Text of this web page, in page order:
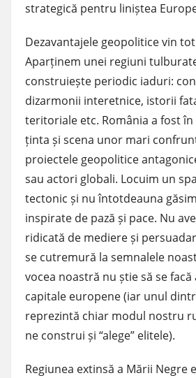
strategică pentru liniștea
Dezavantajele geopolitice vin
Aparținem unei regiuni
construiește periodic iaduri:
dizarmonii interetnice, istorii
teritoriale etc. România a fost
ținta și scena unor mari
proiectele geopolitice
sau actori globali. Locuim un
tectonic și nu întotdeauna
inspirate de pază și pace. Nu
ridicată de mediere și
se cutremură la semnalele
vocea noastră nu știe să se
capitale europene (iar unul
reprezintă chiar modul nostru
ne construi și “alege” elitele).
Regiunea extinsă a Mării Negre